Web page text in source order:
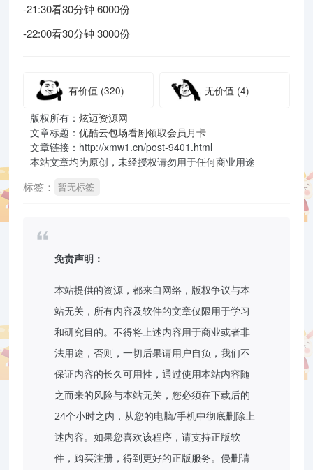
-21:30看30分钟 6000份
-22:00看30分钟 3000份
有价值 (320) 无价值 (4)
版权所有：炫迈资源网
文章标题：优酷云包场看剧领取会员月卡
文章链接：http://xmw1.cn/post-9401.html
本站文章均为原创，未经授权请勿用于任何商业用途
标签： 暂无标签
免责声明：
本站提供的资源，都来自网络，版权争议与本
站无关，所有内容及软件的文章仅限用于学习
和研究目的。不得将上述内容用于商业或者非
法用途，否则，一切后果请用户自负，我们不
保证内容的长久可用性，通过使用本站内容随
之而来的风险与本站无关，您必须在下载后的
24个小时之内，从您的电脑/手机中彻底删除上
述内容。如果您喜欢该程序，请支持正版软
件，购买注册，得到更好的正版服务。侵删请